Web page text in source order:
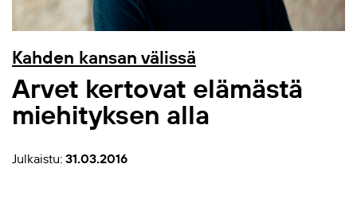
Kahden kansan välissä
Arvet kertovat elämästä
miehityksen alla
Julkaistu: 31.03.2016